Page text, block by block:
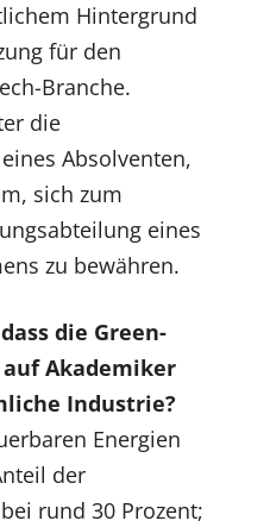
Hintergrund
für den
Branche.
die
Absolventen,
sich zum
eines
zu bewähren.
die Green-
Akademiker
Industrie?
Energien
der
rund 30 Prozent;